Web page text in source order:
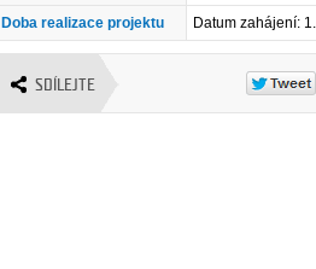
Doba realizace projektu Datum zahájení:
SDÍLEJTE